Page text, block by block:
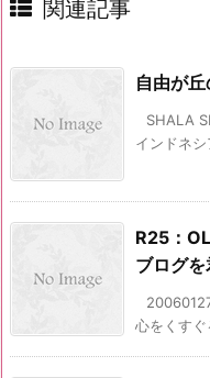
関連記事
自由が
SHALA
インドネ
R25：
ブログ
心をくす